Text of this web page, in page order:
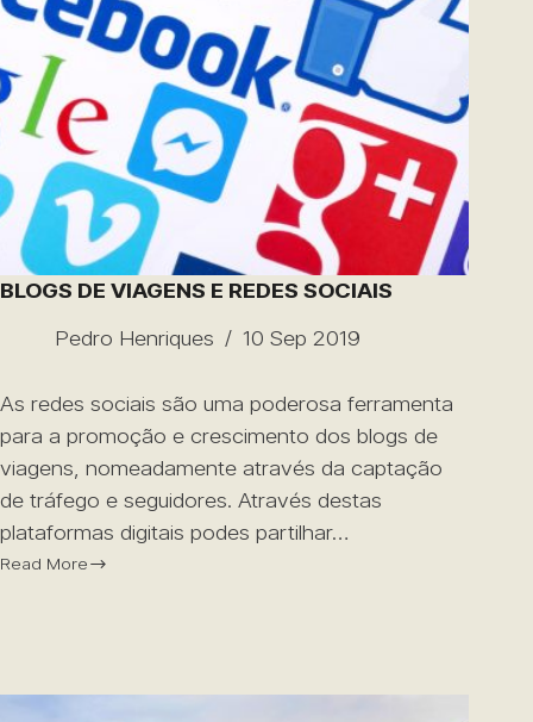
BLOGS DE VIAGENS E REDES SOCIAIS
Pedro Henriques
10 Sep 2019
As redes sociais são uma poderosa ferramenta
para a promoção e crescimento dos blogs de
viagens, nomeadamente através da captação
de tráfego e seguidores. Através destas
plataformas digitais podes partilhar…
Read More